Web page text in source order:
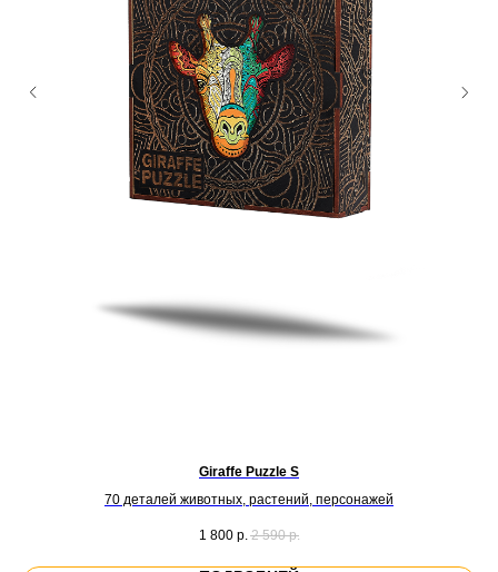
Giraffe Puzzle S
70 деталей животных, растений, персонажей
1 800 р. 2 590 р.